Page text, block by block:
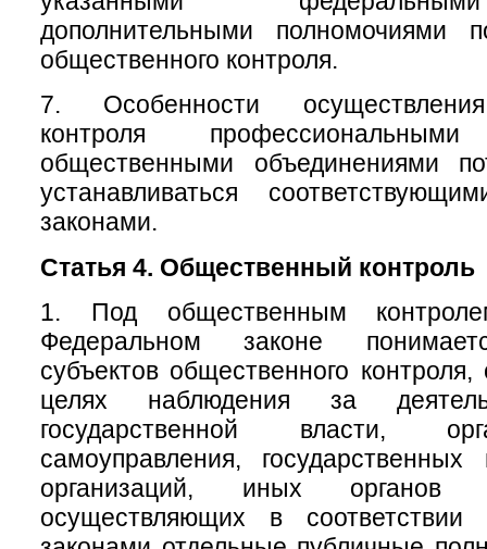
дополнительными полномочиями
общественного контроля.
7. Особенности
контроля
общественными объединениями
устанавливаться
законами.
Статья 4. Общественный контроль
1. Под общественным
Федеральном законе
субъектов общественного
целях наблюдения за
государственной власти,
самоуправления,
организаций, иных органов
осуществляющих в